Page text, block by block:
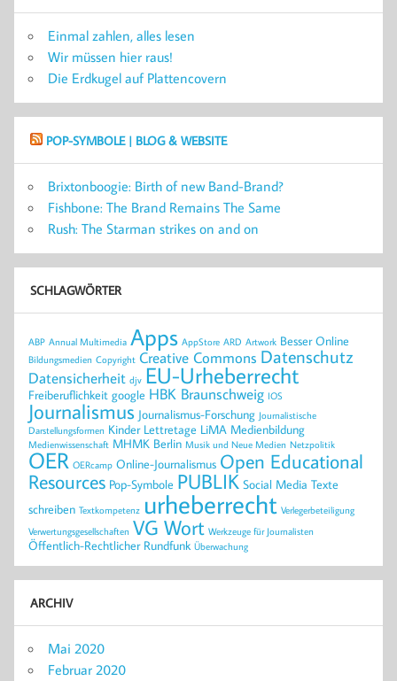
Einmal zahlen, alles lesen
Wir müssen hier raus!
Die Erdkugel auf Plattencovern
POP-SYMBOLE | BLOG & WEBSITE
Brixtonboogie: Birth of new Band-Brand?
Fishbone: The Brand Remains The Same
Rush: The Starman strikes on and on
SCHLAGWÖRTER
ABP Annual Multimedia Apps AppStore ARD Artwork Besser Online
Bildungsmedien Copyright Creative Commons Datenschutz
Datensicherheit djv EU-Urheberrecht
Freiberuflichkeit google HBK Braunschweig IOS
Journalismus Journalismus-Forschung Journalistische
Darstellungsformen Kinder Lettretage LiMA Medienbildung
Medienwissenschaft MHMK Berlin Musik und Neue Medien Netzpolitik
OER OERcamp Online-Journalismus Open Educational
Resources Pop-Symbole PUBLIK Social Media Texte
schreiben Textkompetenz urheberrecht Verlegerbeteiligung
Verwertungsgesellschaften VG Wort Werkzeuge für Journalisten
Öffentlich-Rechtlicher Rundfunk Überwachung
ARCHIV
Mai 2020
Februar 2020